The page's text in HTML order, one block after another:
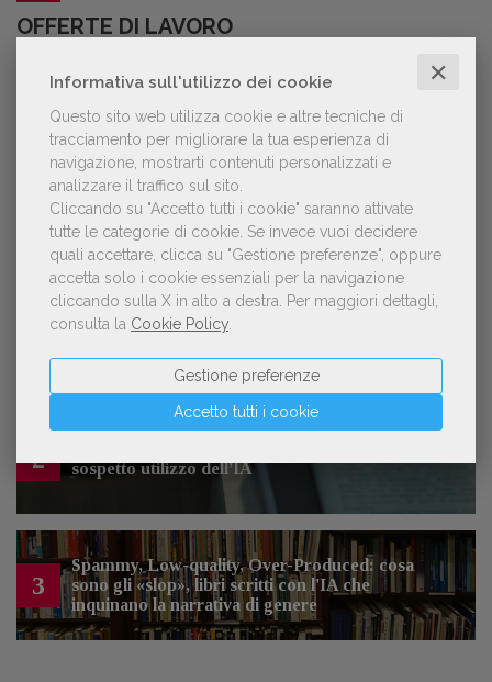
Informativa sull'utilizzo dei cookie ✕
Questo sito web utilizza cookie e altre tecniche di
tracciamento per migliorare la tua esperienza di
navigazione, mostrarti contenuti personalizzati e
analizzare il traffico sul sito.
Cliccando su "Accetto tutti i cookie" saranno attivate
tutte le categorie di cookie. Se invece vuoi decidere
quali accettare, clicca su "Gestione preferenze", oppure
accetta solo i cookie essenziali per la navigazione
cliccando sulla X in alto a destra.
Per maggiori dettagli,
consulta la Cookie Policy
Accetto tutti i cookie
Gestione preferenze
OFFERTE DI LAVORO
editoria
LE PIÙ LETTE
Forse è il momento di cambiare prospettiva
2
sospetto utilizzo dell’IA
3
Spammy, Low-quality, Over-Produced: cosa
sono gli «slop», libri scritti con l'IA che
inquinano la narrativa di genere